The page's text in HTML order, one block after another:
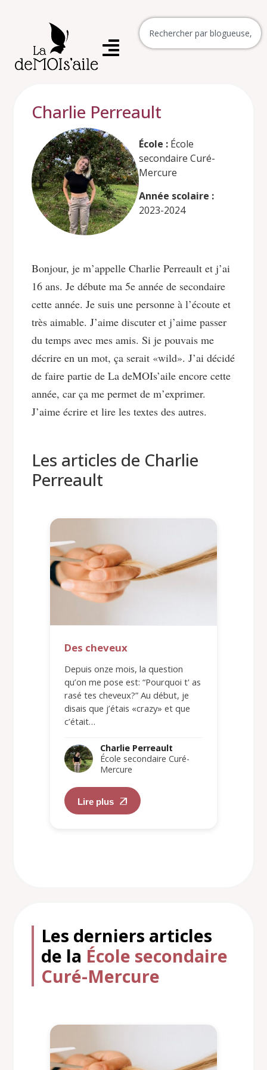
Charlie Perreault
École : École
secondaire Curé-
Mercure
Année scolaire :
2023-2024
Bonjour, je m’appelle Charlie Perreault et j’ai
16 ans. Je débute ma 5e année de secondaire
cette année. Je suis une personne à l’écoute et
très aimable. J’aime discuter et j’aime passer
du temps avec mes amis. Si je pouvais me
décrire en un mot, ça serait «wild». J’ai décidé
de faire partie de La deMOIs’aile encore cette
année, car ça me permet de m’exprimer.
J’aime écrire et lire les textes des autres.
Les articles de Charlie
Perreault
Des cheveux
Depuis onze mois, la question
qu’on me pose est: “Pourquoi t' as
rasé tes cheveux?” Au début, je
disais que j’étais «crazy» et que
c’était…
Charlie Perreault
École secondaire Curé-
Mercure
Lire plus
Les derniers articles
de la École secondaire
Curé-Mercure